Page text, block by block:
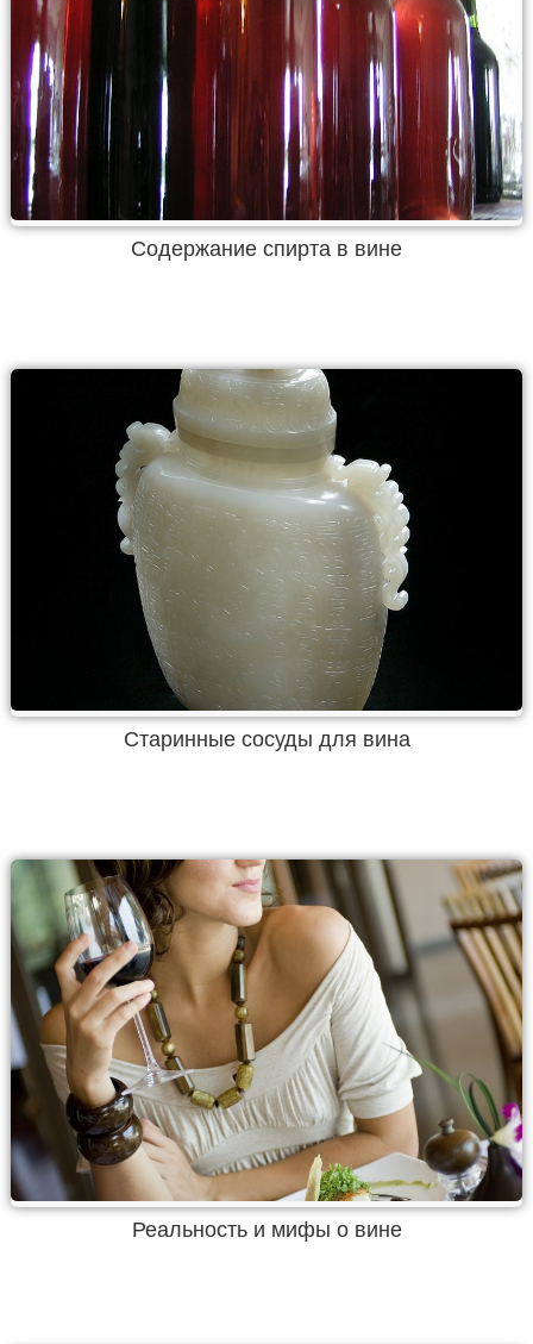
Содержание спирта в вине
Старинные сосуды для вина
Реальность и мифы о вине